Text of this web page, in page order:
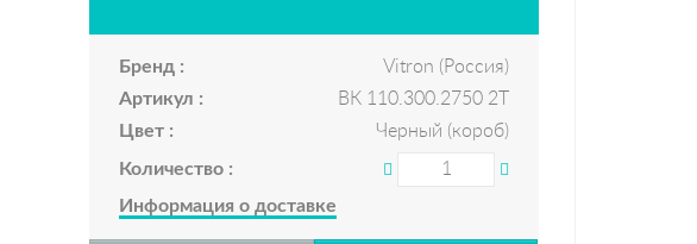
Бренд :
Vitron (Россия)
Артикул :
ВК 110.300.2750 2Т
Цвет :
Черный (короб)
Количество :
Информация о доставке